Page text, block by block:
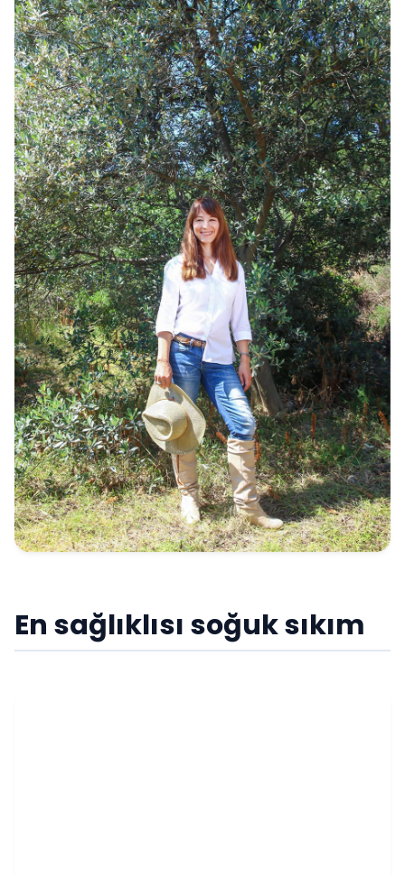
En sağlıklısı soğuk sıkım